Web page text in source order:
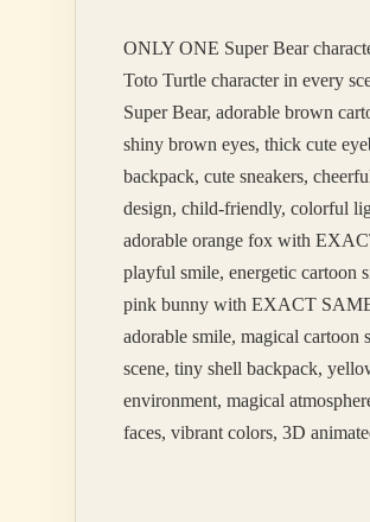
ONLY ONE Super Bear
Toto Turtle character in every
Super Bear, adorable brown
shiny brown eyes, thick cute
backpack, cute sneakers,
design, child-friendly, colorful
adorable orange fox with
playful smile, energetic cartoon
pink bunny with EXACT SAME
adorable smile, magical
scene, tiny shell backpack,
environment, magical
faces, vibrant colors, 3D